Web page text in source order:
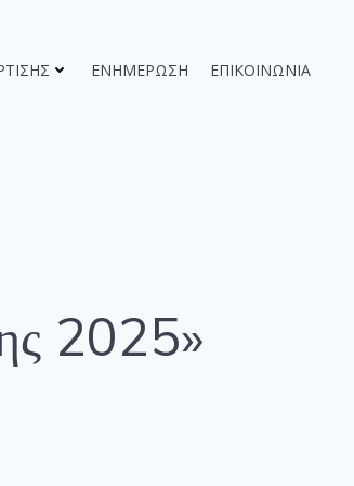
ΕΝΗΜΈΡΩΣΗ ΕΠΙΚΟΙΝΩΝΊΑ
2025»